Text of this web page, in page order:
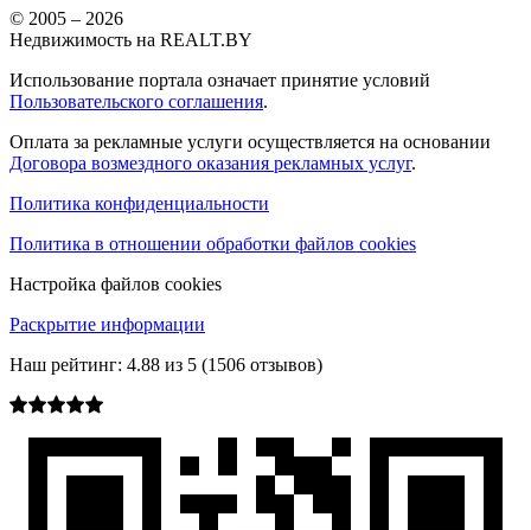
© 2005 – 2026
Недвижимость на REALT.BY
Использование портала означает принятие условий
Пользовательского соглашения.
Оплата за рекламные услуги осуществляется на основании
Договора возмездного оказания рекламных услуг.
Политика конфиденциальности
Политика в отношении обработки файлов cookies
Настройка файлов cookies
Раскрытие информации
Наш рейтинг: 4.88 из 5 (1506 отзывов)